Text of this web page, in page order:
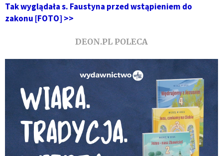
Tak wyglądała s. Faustyna przed wstąpieniem do
zakonu [FOTO] >>
DEON.PL POLECA